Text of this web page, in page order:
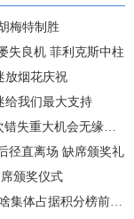
梅特制胜
失良机 菲利克斯中柱
放烟花庆祝
给我们最大支持
重大机会无缘首冠
径直离场 缺席颁奖礼
颁奖仪式
体占据积分榜前三？